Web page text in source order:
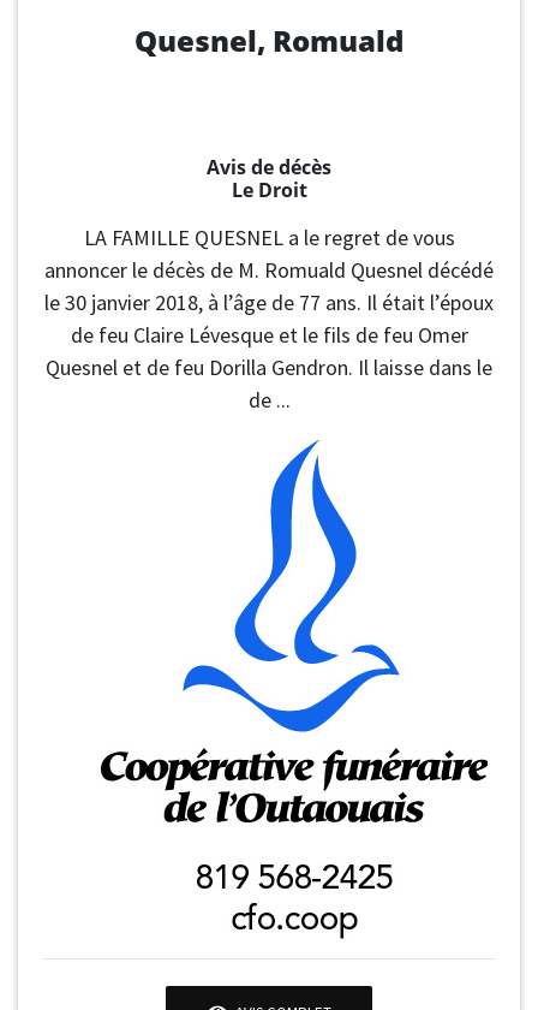
Quesnel, Romuald
Avis de décès
Le Droit
LA FAMILLE QUESNEL a le regret de vous
annoncer le décès de M. Romuald Quesnel décédé
le 30 janvier 2018, à l’âge de 77 ans. Il était l’époux
de feu Claire Lévesque et le fils de feu Omer
Quesnel et de feu Dorilla Gendron. Il laisse dans le
de ...